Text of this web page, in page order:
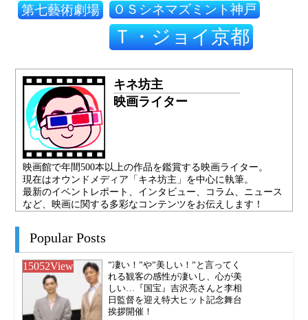
第七藝術劇場 ＯＳシネマズミント神戸
Ｔ・ジョイ京都
キネ坊主
映画ライター
映画館で年間500本以上の作品を鑑賞する映画ライター。
現在はオウンドメディア「キネ坊主」を中心に執筆。
最新のイベントレポート、インタビュー、コラム、ニュース
など、映画に関する多彩なコンテンツをお伝えします！
Popular Posts
15052View
”凄い！”や”美しい！”と言ってく
れる観客の感性が凄いし、心が美
しい…『国宝』吉沢亮さんと李相
日監督を迎え特大ヒット記念舞台
挨拶開催！